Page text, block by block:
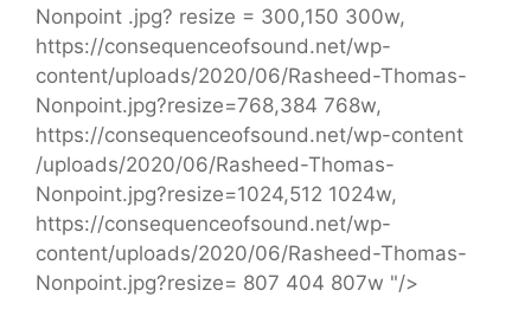
Nonpoint .jpg? resize = 300,150 300w,
https://consequenceofsound.net/wp-
content/uploads/2020/06/Rasheed-Thomas-
Nonpoint.jpg?resize=768,384 768w,
https://consequenceofsound.net/wp-content
/uploads/2020/06/Rasheed-Thomas-
Nonpoint.jpg?resize=1024,512 1024w,
https://consequenceofsound.net/wp-
content/uploads/2020/06/Rasheed-Thomas-
Nonpoint.jpg?resize= 807 404 807w "/>